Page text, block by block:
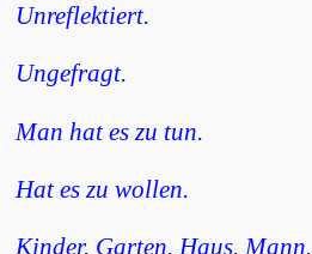
Unreflektiert.
Ungefragt.
Man hat es zu tun.
Hat es zu wollen.
Kinder. Garten. Haus. Mann.